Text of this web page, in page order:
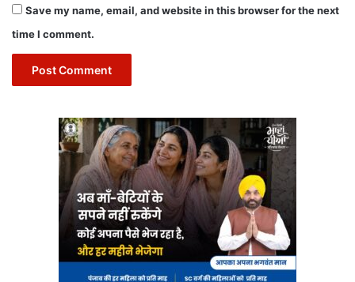
Save my name, email, and website in this browser for the next
time I comment.